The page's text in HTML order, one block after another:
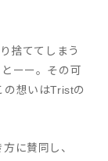
捨ててしまう
ーー。その可
の想いはTristの
に賛同し、